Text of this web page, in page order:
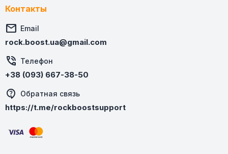
Контакты
 Email
rock.boost.ua@gmail.com
 Телефон
+38 (093) 667-38-50
Обратная связь
https://t.me/rockboostsupport